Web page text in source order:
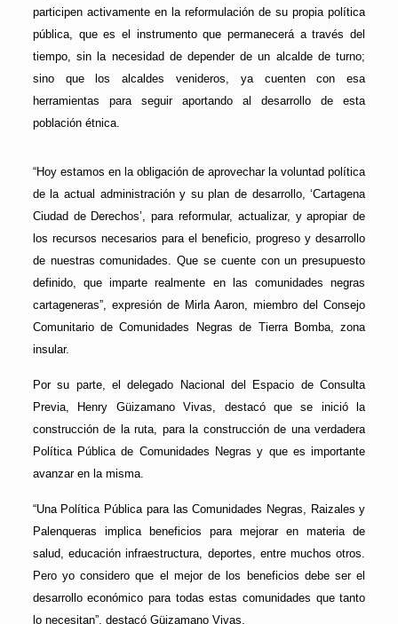
participen activamente en la reformulación de su propia política
pública, que es el instrumento que permanecerá a través del
tiempo, sin la necesidad de depender de un alcalde de turno;
sino que los alcaldes venideros, ya cuenten con esa
herramientas para seguir aportando al desarrollo de esta
población étnica.
“Hoy estamos en la obligación de aprovechar la voluntad política
de la actual administración y su plan de desarrollo, ‘Cartagena
Ciudad de Derechos’, para reformular, actualizar, y apropiar de
los recursos necesarios para el beneficio, progreso y desarrollo
de nuestras comunidades. Que se cuente con un presupuesto
definido, que imparte realmente en las comunidades negras
cartageneras”, expresión de Mirla Aaron, miembro del Consejo
Comunitario de Comunidades Negras de Tierra Bomba, zona
insular.
Por su parte, el delegado Nacional del Espacio de Consulta
Previa, Henry Güizamano Vivas, destacó que se inició la
construcción de la ruta, para la construcción de una verdadera
Política Pública de Comunidades Negras y que es importante
avanzar en la misma.
“Una Política Pública para las Comunidades Negras, Raizales y
Palenqueras implica beneficios para mejorar en materia de
salud, educación infraestructura, deportes, entre muchos otros.
Pero yo considero que el mejor de los beneficios debe ser el
desarrollo económico para todas estas comunidades que tanto
lo necesitan”, destacó Güizamano Vivas.